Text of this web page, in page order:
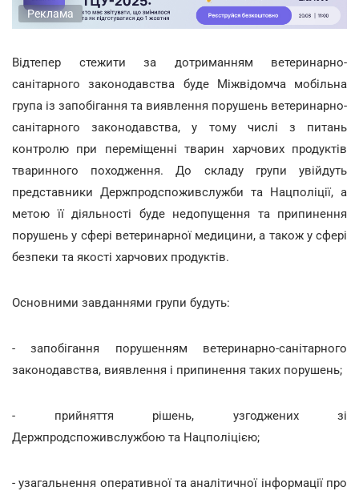
Реклама
Відтепер стежити за дотриманням ветеринарно-
санітарного законодавства буде Міжвідомча мобільна
група із запобігання та виявлення порушень ветеринарно-
санітарного законодавства, у тому числі з питань
контролю при переміщенні тварин харчових продуктів
тваринного походження. До складу групи увійдуть
представники Держпродспоживслужби та Нацполіції, а
метою її діяльності буде недопущення та припинення
порушень у сфері ветеринарної медицини, а також у сфері
безпеки та якості харчових продуктів.
Основними завданнями групи будуть:
- запобігання порушенням ветеринарно-санітарного
законодавства, виявлення і припинення таких порушень;
- прийняття рішень, узгоджених зі
Держпродспоживслужбою та Нацполіцією;
- узагальнення оперативної та аналітичної інформації про